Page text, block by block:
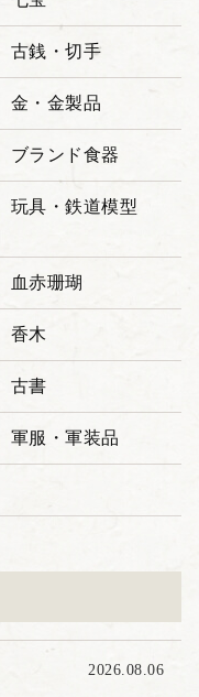
古銭・切手
金・金製品
ブランド食器
玩具・鉄道模型
血赤珊瑚
香木
古書
軍服・軍装品
2026.08.06